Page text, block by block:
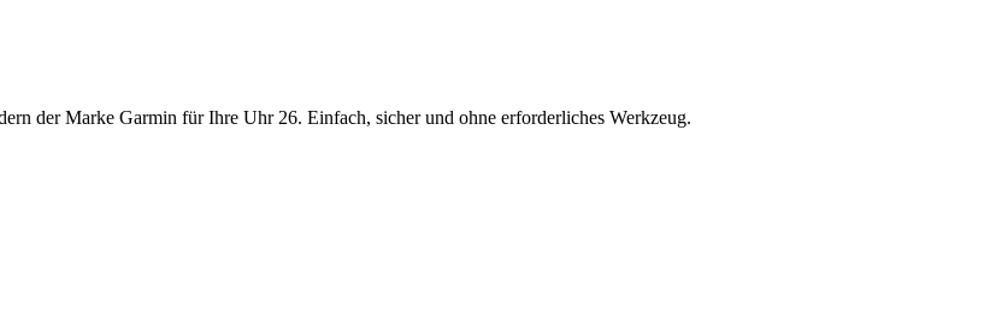
der Marke Garmin für Ihre Uhr 26. Einfach, sicher und ohne erforderliches Werkzeug.